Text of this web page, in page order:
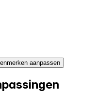
aanpassen